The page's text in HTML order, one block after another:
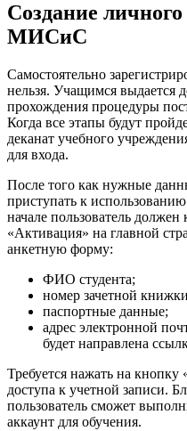
Создание
МИСиС
Самостоятельно
нельзя. Учащимся выдается
прохождения процедуры
Когда все этапы будут
деканат учебного
для входа.
После того как нужные
приступать к
начале пользователь
«Активация» на главной
анкетную форму:
ФИО студента;
номер зачетной
паспортные данные;
адрес электронной
будет направлена
Требуется нажать на
доступа к учетной записи.
пользователь сможет
аккаунт для обучения.